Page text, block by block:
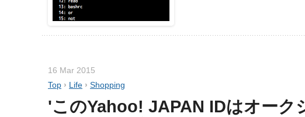
16 Mar 2015
Top › Life › Shopping
'このYahoo! JAPAN IDはオーク